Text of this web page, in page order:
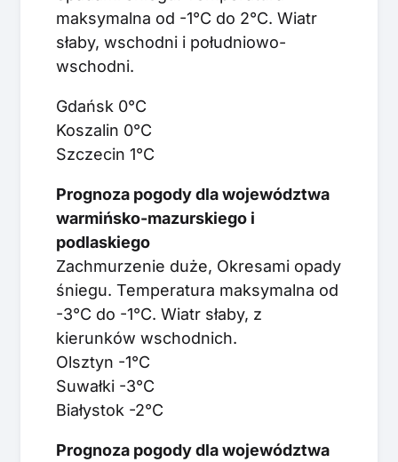
maksymalna od -1°C do 2°C. Wiatr
słaby, wschodni i południowo-
wschodni.
Gdańsk 0°C
Koszalin 0°C
Szczecin 1°C
Prognoza pogody dla województwa
warmińsko-mazurskiego i
podlaskiego
Zachmurzenie duże, Okresami opady
śniegu. Temperatura maksymalna od
-3°C do -1°C. Wiatr słaby, z
kierunków wschodnich.
Olsztyn -1°C
Suwałki -3°C
Białystok -2°C
Prognoza pogody dla województwa